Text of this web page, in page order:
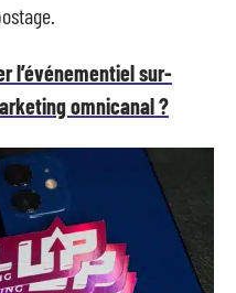
l’événementiel sur-
omnicanal ?